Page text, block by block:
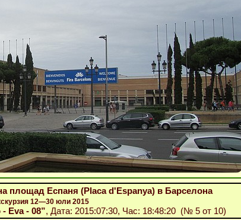
площад Еспаня (Placa d'Espanya) в Барселона
12—30 юли 2015
Eva - 08”, Дата: 2015:07:30, Час: 18:48:20 (№ 5 от 10)